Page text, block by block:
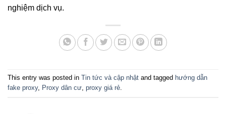
nghiệm dịch vụ.
This entry was posted in Tin tức và cập nhật and tagged hướng dẫn
fake proxy, Proxy dân cư, proxy giá rẻ.